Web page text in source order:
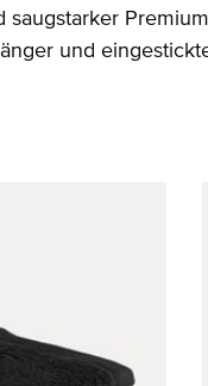
saugstarker
und